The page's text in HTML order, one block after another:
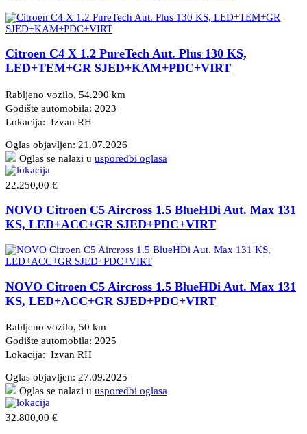
Citroen C4 X 1.2 PureTech Aut. Plus 130 KS,
LED+TEM+GR SJED+KAM+PDC+VIRT
Rabljeno vozilo, 54.290 km
Godište automobila: 2023
Lokacija: Izvan RH
Oglas objavljen: 21.07.2026
Oglas se nalazi u usporedbi oglasa
22.250,00 €
NOVO Citroen C5 Aircross 1.5 BlueHDi Aut. Max 131
KS, LED+ACC+GR SJED+PDC+VIRT
NOVO Citroen C5 Aircross 1.5 BlueHDi Aut. Max 131
KS, LED+ACC+GR SJED+PDC+VIRT
Rabljeno vozilo, 50 km
Godište automobila: 2025
Lokacija: Izvan RH
Oglas objavljen: 27.09.2025
Oglas se nalazi u usporedbi oglasa
32.800,00 €